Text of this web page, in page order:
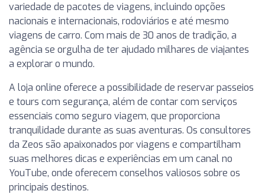
variedade de pacotes de viagens, incluindo opções
nacionais e internacionais, rodoviários e até mesmo
viagens de carro. Com mais de 30 anos de tradição, a
agência se orgulha de ter ajudado milhares de viajantes
a explorar o mundo.
A loja online oferece a possibilidade de reservar passeios
e tours com segurança, além de contar com serviços
essenciais como seguro viagem, que proporciona
tranquilidade durante as suas aventuras. Os consultores
da Zeos são apaixonados por viagens e compartilham
suas melhores dicas e experiências em um canal no
YouTube, onde oferecem conselhos valiosos sobre os
principais destinos.